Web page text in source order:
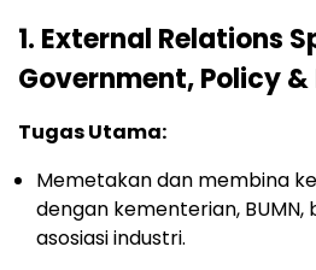
1. External Relations
Government, Policy
Tugas Utama:
Memetakan dan membina
dengan kementerian, BUMN,
asosiasi industri.